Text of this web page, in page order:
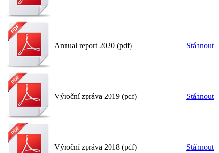
Annual report 2020 (pdf) Stáhnout
Výroční zpráva 2019 (pdf) Stáhnout
Výroční zpráva 2018 (pdf) Stáhnout